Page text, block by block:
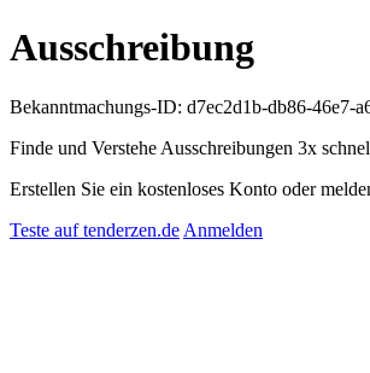
Ausschreibung
Bekanntmachungs-ID: d7ec2d1b-db86-46e7-
Finde und Verstehe Ausschreibungen 3x
Erstellen Sie ein kostenloses Konto oder
Teste auf tenderzen.de Anmelden